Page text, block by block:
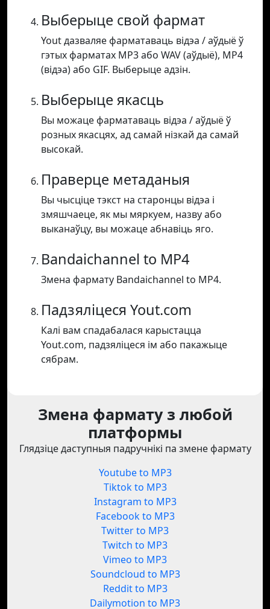
Выберыце свой фармат
Yout дазваляе фарматаваць відэа / аўдыё ў
гэтых фарматах MP3 або WAV (аўдыё), MP4
(відэа) або GIF. Выберыце адзін.
Выберыце якасць
Вы можаце фарматаваць відэа / аўдыё ў
розных якасцях, ад самай нізкай да самай
высокай.
Праверце метаданыя
Вы чысціце тэкст на старонцы відэа і
змяшчаеце, як мы мяркуем, назву або
выканаўцу, вы можаце абнавіць яго.
Bandaichannel to MP4
Змена фармату Bandaichannel to MP4.
Падзяліцеся Yout.com
Калі вам спадабалася карыстацца
Yout.com, падзяліцеся ім або пакажыце
сябрам.
Змена фармату з любой
платформы
Глядзіце даступныя падручнікі па змене фармату
Youtube to MP3
Tiktok to MP3
Instagram to MP3
Facebook to MP3
Twitter to MP3
Twitch to MP3
Vimeo to MP3
Soundcloud to MP3
Reddit to MP3
Dailymotion to MP3